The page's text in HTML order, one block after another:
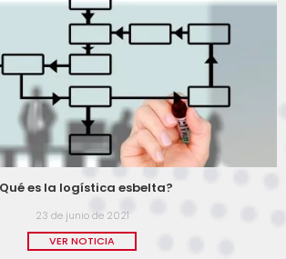
es la logística esbelta?
23 de junio de 2021
VER NOTICIA